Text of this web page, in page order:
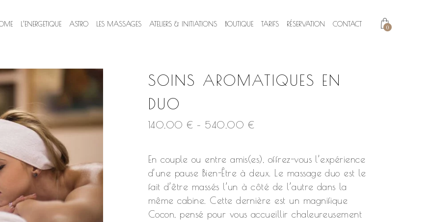
L’ENERGETIQUE ASTRO LES MASSAGES ATELIERS & INITIATIONS BOUTIQUE TARIFS RÉSERVATION CONTACT 0
SOINS AROMATIQUES EN
DUO
140,00 € – 540,00 €
through
540,00 €
En couple ou entre amis(es), offrez-vous l’expérience
d’une pause Bien-Être à deux. Le massage duo est le
fait d’être massés l’un à côté de l’autre dans la
même cabine. Cette dernière est un magnifique
Cocon, pensé pour vous accueillir chaleureusement